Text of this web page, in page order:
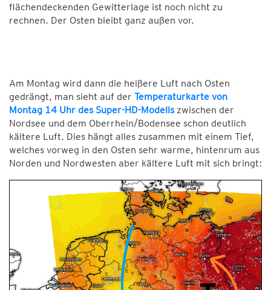
flächendeckenden Gewitterlage ist noch nicht zu
rechnen. Der Osten bleibt ganz außen vor.
Am Montag wird dann die heißere Luft nach Osten
gedrängt, man sieht auf der Temperaturkarte von
Montag 14 Uhr des Super-HD-Modellszwischen der
Nordsee und dem Oberrhein/Bodensee schon deutlich
kältere Luft. Dies hängt alles zusammen mit einem Tief,
welches vorweg in den Osten sehr warme, hintenrum aus
Norden und Nordwesten aber kältere Luft mit sich bringt: